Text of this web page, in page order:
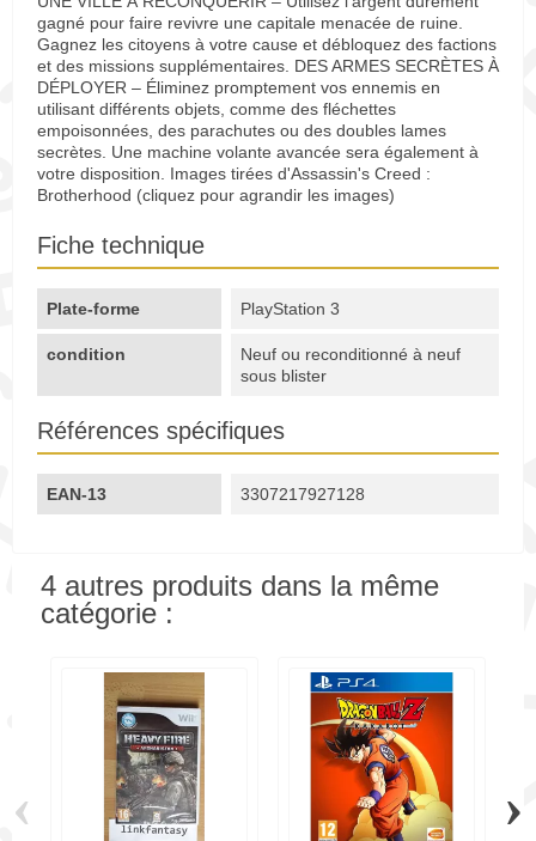
gagné pour faire revivre une capitale menacée de ruine.
Gagnez les citoyens à votre cause et débloquez des factions
et des missions supplémentaires. DES ARMES SECRÈTES À
DÉPLOYER – Éliminez promptement vos ennemis en
utilisant différents objets, comme des fléchettes
empoisonnées, des parachutes ou des doubles lames
secrètes. Une machine volante avancée sera également à
votre disposition. Images tirées d'Assassin's Creed :
Brotherhood (cliquez pour agrandir les images)
Fiche technique
Plate-forme PlayStation 3
condition
Neuf ou reconditionné à neuf
sous blister
Références spécifiques
EAN-13 3307217927128
4 autres produits dans la même
catégorie :
‹ ›